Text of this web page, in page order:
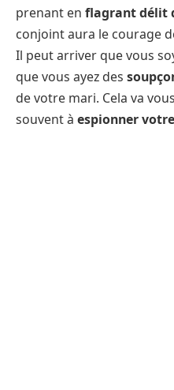
prenant en flagrant délit
conjoint aura le courage
Il peut arriver que vous
que vous ayez des
de votre mari. Cela va
souvent à espionner